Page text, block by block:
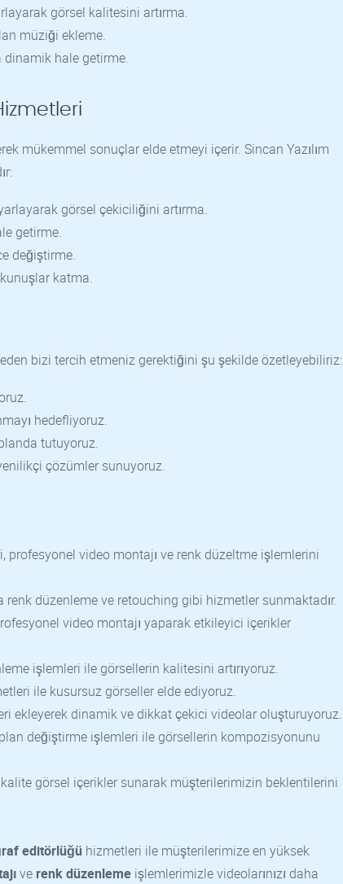
görsel kalitesini artırma.
müziği ekleme.
dinamik hale getirme.
mükemmel sonuçlar elde etmeyi içerir. Sincan Yazılım
görsel çekiciliğini artırma.
getirme.
değiştirme.
katma.
bizi tercih etmeniz gerektiğini şu şekilde özetleyebiliriz:
hedefliyoruz.
tutuyoruz.
çözümler sunuyoruz.
profesyonel video montajı ve renk düzeltme işlemlerini
düzenleme ve retouching gibi hizmetler sunmaktadır.
video montajı yaparak etkileyici içerikler
işlemleri ile görsellerin kalitesini artırıyoruz.
ile kusursuz görseller elde ediyoruz.
ekleyerek dinamik ve dikkat çekici videolar oluşturuyoruz.
değiştirme işlemleri ile görsellerin kompozisyonunu
kalite görsel içerikler sunarak müşterilerimizin beklentilerini
editörlüğü hizmetleri ile müşterilerimize en yüksek
ve renk düzenleme işlemlerimizle videolarınızı daha